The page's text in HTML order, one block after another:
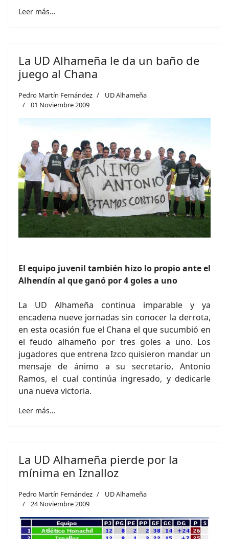
Leer más…
La UD Alhameña le da un baño de
juego al Chana
Pedro Martín Fernández
UD Alhameña
01 Noviembre 2009
El equipo juvenil también hizo lo propio ante el
Alhendín al que ganó por 4 goles a uno
La UD Alhameña continua imparable y ya
encadena nueve jornadas sin conocer la derrota,
en esta ocasión fue el Chana el que sucumbió en
el feudo alhameño por tres goles a uno. Los
jugadores que entrena Izco quisieron mandar un
mensaje de ánimo a su secretario, Antonio
Ramos, el cual continúa ingresado, y dedicarle
una nueva victoria.
Leer más…
La UD Alhameña pierde por la
mínima en Iznalloz
Pedro Martín Fernández
UD Alhameña
24 Noviembre 2009